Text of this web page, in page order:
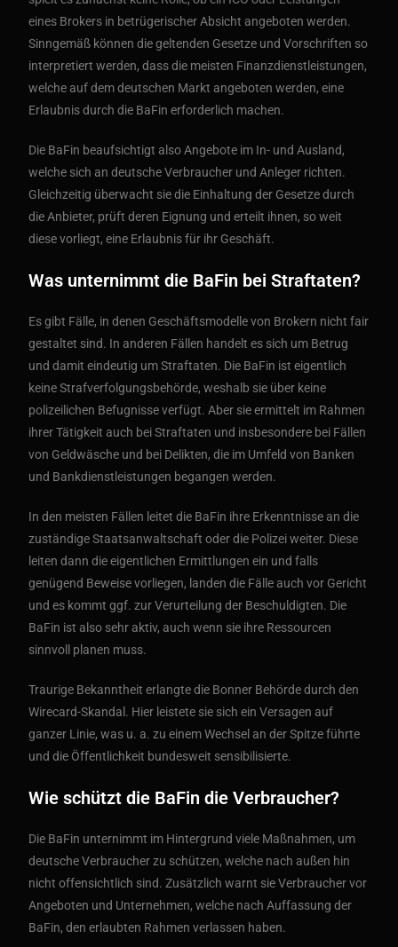
eines Brokers in betrügerischer Absicht angeboten werden.
Sinngemäß können die geltenden Gesetze und Vorschriften so
interpretiert werden, dass die meisten Finanzdienstleistungen,
welche auf dem deutschen Markt angeboten werden, eine
Erlaubnis durch die BaFin erforderlich machen.
Die BaFin beaufsichtigt also Angebote im In- und Ausland,
welche sich an deutsche Verbraucher und Anleger richten.
Gleichzeitig überwacht sie die Einhaltung der Gesetze durch
die Anbieter, prüft deren Eignung und erteilt ihnen, so weit
diese vorliegt, eine Erlaubnis für ihr Geschäft.
Was unternimmt die BaFin bei Straftaten?
Es gibt Fälle, in denen Geschäftsmodelle von Brokern nicht fair
gestaltet sind. In anderen Fällen handelt es sich um Betrug
und damit eindeutig um Straftaten. Die BaFin ist eigentlich
keine Strafverfolgungsbehörde, weshalb sie über keine
polizeilichen Befugnisse verfügt. Aber sie ermittelt im Rahmen
ihrer Tätigkeit auch bei Straftaten und insbesondere bei Fällen
von Geldwäsche und bei Delikten, die im Umfeld von Banken
und Bankdienstleistungen begangen werden.
In den meisten Fällen leitet die BaFin ihre Erkenntnisse an die
zuständige Staatsanwaltschaft oder die Polizei weiter. Diese
leiten dann die eigentlichen Ermittlungen ein und falls
genügend Beweise vorliegen, landen die Fälle auch vor Gericht
und es kommt ggf. zur Verurteilung der Beschuldigten. Die
BaFin ist also sehr aktiv, auch wenn sie ihre Ressourcen
sinnvoll planen muss.
Traurige Bekanntheit erlangte die Bonner Behörde durch den
Wirecard-Skandal. Hier leistete sie sich ein Versagen auf
ganzer Linie, was u. a. zu einem Wechsel an der Spitze führte
und die Öffentlichkeit bundesweit sensibilisierte.
Wie schützt die BaFin die Verbraucher?
Die BaFin unternimmt im Hintergrund viele Maßnahmen, um
deutsche Verbraucher zu schützen, welche nach außen hin
nicht offensichtlich sind. Zusätzlich warnt sie Verbraucher vor
Angeboten und Unternehmen, welche nach Auffassung der
BaFin, den erlaubten Rahmen verlassen haben.